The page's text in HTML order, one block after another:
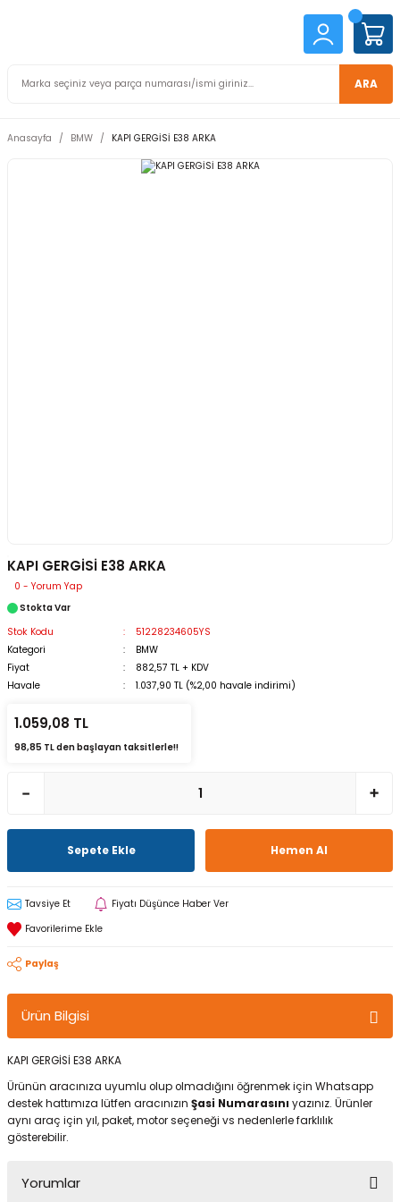
ARA
Anasayfa BMW KAPI GERGİSİ E38 ARKA
KAPI GERGİSİ E38 ARKA
0 - Yorum Yap
Stokta Var
Stok Kodu
51228234605YS
Kategori
BMW
Fiyat
882,57 TL + KDV
Havale
1.037,90 TL (%2,00 havale indirimi)
1.059,08 TL
98,85 TL den başlayan taksitlerle!!
Sepete Ekle Hemen Al
Tavsiye Et Fiyatı Düşünce Haber Ver
Paylaş
Ürün Bilgisi
KAPI GERGİSİ E38 ARKA
Ürünün aracınıza uyumlu olup olmadığını öğrenmek için Whatsapp
destek hattımıza lütfen aracınızın Şasi Numarasını yazınız. Ürünler
aynı araç için yıl, paket, motor seçeneği vs nedenlerle farklılık
gösterebilir.
Yorumlar